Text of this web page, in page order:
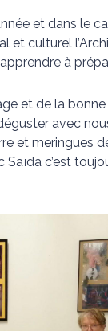
et dans le
et culturel
à
et de la
avec
et meringues
c’est